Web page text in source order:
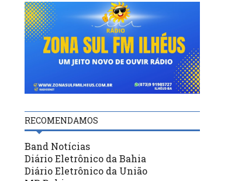
RECOMENDAMOS
Band Notícias
Diário Eletrônico da Bahia
Diário Eletrônico da União